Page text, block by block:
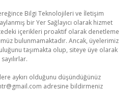
Bilgi Teknolojileri ve İletişim
bir Yer Sağlayıcı olarak hizmet
içerikleri proaktif olarak denetleme
bulunmamaktadır. Ancak, üyelerimiz
taşımakta olup, siteye üye olarak
aykırı olduğunu düşündüğünüz
adresine bildirmeniz